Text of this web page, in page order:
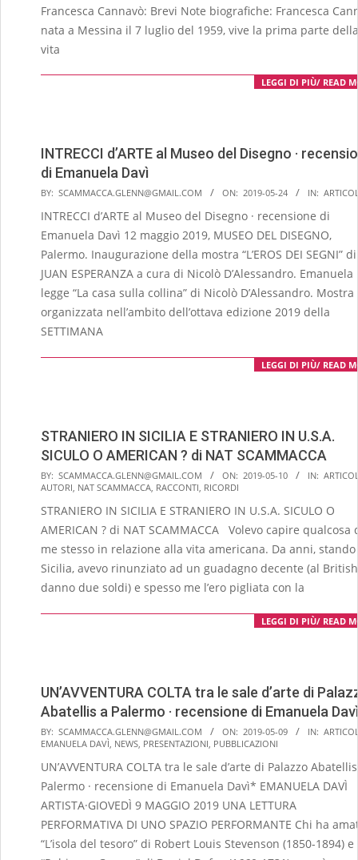
Francesca Cannavò: Brevi Note biografiche: Francesca
nata a Messina il 7 luglio del 1959, vive la prima parte
vita
LEGGI DI PIÙ/ READ
INTRECCI d’ARTE al Museo del Disegno ·
di Emanuela Davì
2019-
05-
24
BY: SCAMMACCA.GLENN@GMAIL.COM ON: 2019-05-24 IN:
INTRECCI d’ARTE al Museo del Disegno · recensione di
Emanuela Davì 12 maggio 2019, MUSEO DEL DISEGNO,
Palermo. Inaugurazione della mostra “L’EROS DEI SEGNI” di
JUAN ESPERANZA a cura di Nicolò D’Alessandro. Emanuela
legge “La casa sulla collina” di Nicolò D’Alessandro. Mostra
organizzata nell’ambito dell’ottava edizione 2019 della
SETTIMANA
LEGGI DI PIÙ/ READ
STRANIERO IN SICILIA E STRANIERO IN U.S.A.
SICULO O AMERICAN ? di NAT SCAMMACCA
2019-
05-
10
BY: SCAMMACCA.GLENN@GMAIL.COM ON: 2019-05-10 IN:
AUTORI NAT SCAMMACCA RACCONTI RICORDI
STRANIERO IN SICILIA E STRANIERO IN U.S.A. SICULO O
AMERICAN ? di NAT SCAMMACCA Volevo capire qualcosa
me stesso in relazione alla vita americana. Da anni,
Sicilia, avevo rinunziato ad un guadagno decente (al
danno due soldi) e spesso me l’ero pigliata con la
LEGGI DI PIÙ/ READ
UN’AVVENTURA COLTA tra le sale d’arte di
Abatellis a Palermo · recensione di Emanuela Davì
2019-
05-
09
BY: SCAMMACCA.GLENN@GMAIL.COM ON: 2019-05-09 IN:
EMANUELA DAVÌ NEWS PRESENTAZIONI PUBBLICAZIONI
UN’AVVENTURA COLTA tra le sale d’arte di Palazzo
Palermo · recensione di Emanuela Davì* EMANUELA DAVÌ
ARTISTA·GIOVEDÌ 9 MAGGIO 2019 UNA LETTURA
PERFORMATIVA DI UNO SPAZIO PERFORMANTE Chi ha
“L’isola del tesoro” di Robert Louis Stevenson (1850-1894) e